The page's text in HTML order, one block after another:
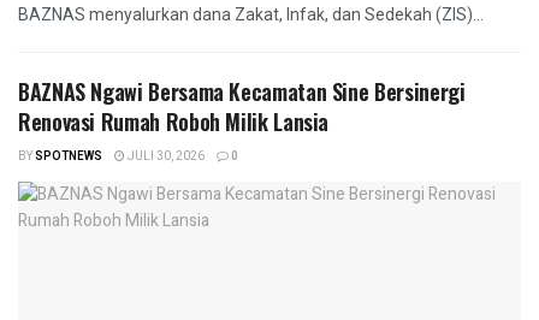
BAZNAS menyalurkan dana Zakat, Infak, dan Sedekah (ZIS)...
BAZNAS Ngawi Bersama Kecamatan Sine Bersinergi
Renovasi Rumah Roboh Milik Lansia
BYSPOTNEWS JULI 30, 2026 0